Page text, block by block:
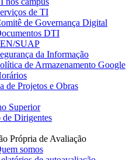
de TI
de Governança Digital
DTI
SUAP
da Informação
de Armazenamento Google
de Projetos e Obras
Superior
de Dirigentes
Própria de Avaliação
somos